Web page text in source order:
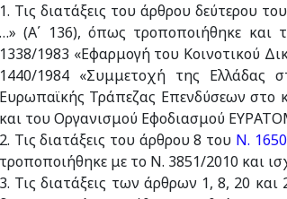
1. Τις διατάξεις του άρθρου δεύτερου
…» (A΄ 136), όπως τροποποιήθηκε και
1338/1983 «Εφαρμογή του Κοινοτικού
1440/1984 «Συμμετοχή της Ελλάδας
Ευρωπαϊκής Τράπεζας Επενδύσεων στο
και του Οργανισμού Εφοδιασμού
2. Τις διατάξεις του άρθρου 8 του Ν.
τροποποιήθηκε με το Ν. 3851/2010 και
3. Τις διατάξεις των άρθρων 1, 8, 20 και